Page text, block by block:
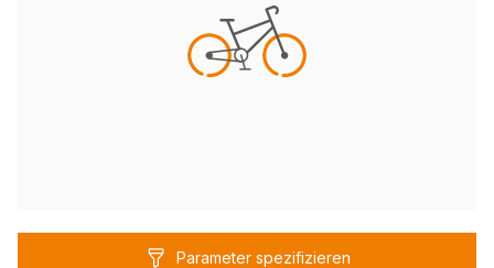
Parameter spezifizieren